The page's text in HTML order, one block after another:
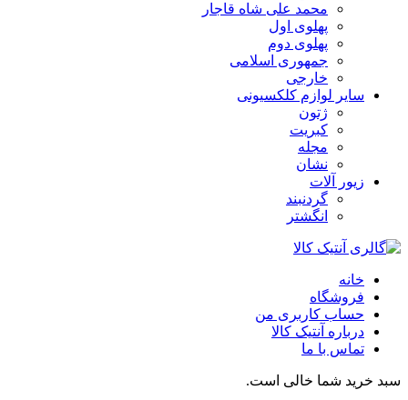
محمد علی شاه قاجار
پهلوی اول
پهلوی دوم
جمهوری اسلامی
خارجی
سایر لوازم کلکسیونی
ژتون
کبریت
مجله
نشان
زیور آلات
گردنبند
انگشتر
خانه
فروشگاه
حساب کاربری من
درباره آنتیک کالا
تماس با ما
سبد خرید شما خالی است.